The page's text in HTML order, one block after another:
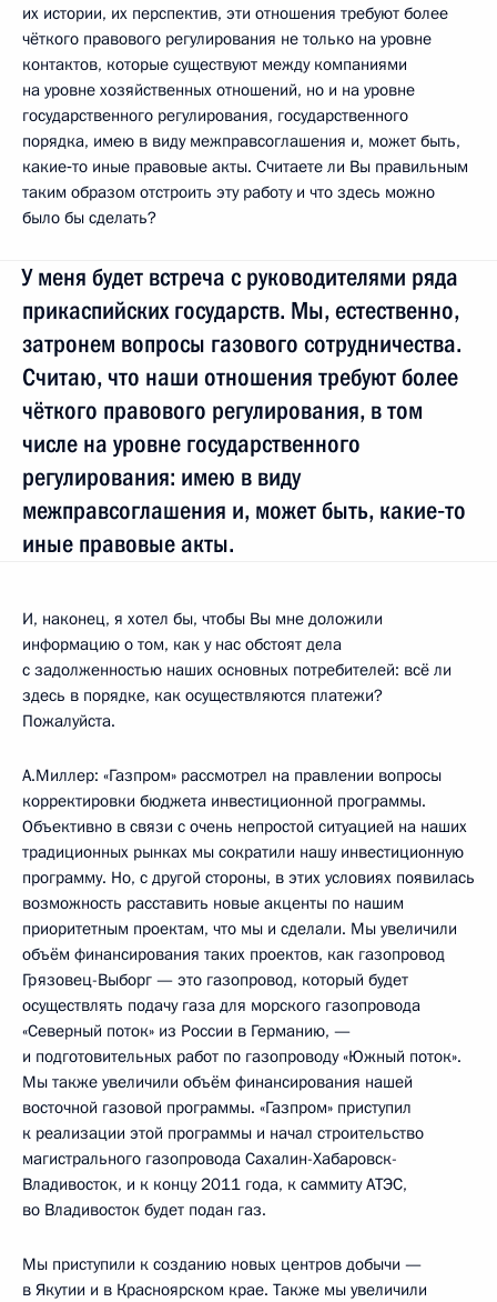
их истории, их перспектив, эти отношения требуют более
чёткого правового регулирования не только на уровне
контактов, которые существуют между компаниями
на уровне хозяйственных отношений, но и на уровне
государственного регулирования, государственного
порядка, имею в виду межправсоглашения и, может быть,
какие‑то иные правовые акты. Считаете ли Вы правильным
таким образом отстроить эту работу и что здесь можно
было бы сделать?
У меня будет встреча с руководителями ряда
прикаспийских государств. Мы, естественно,
затронем вопросы газового сотрудничества.
Считаю, что наши отношения требуют более
чёткого правового регулирования, в том
числе на уровне государственного
регулирования: имею в виду
межправсоглашения и, может быть, какие‑то
иные правовые акты.
И, наконец, я хотел бы, чтобы Вы мне доложили
информацию о том, как у нас обстоят дела
с задолженностью наших основных потребителей: всё ли
здесь в порядке, как осуществляются платежи?
Пожалуйста.
А.Миллер: «Газпром» рассмотрел на правлении вопросы
корректировки бюджета инвестиционной программы.
Объективно в связи с очень непростой ситуацией на наших
традиционных рынках мы сократили нашу инвестиционную
программу. Но, с другой стороны, в этих условиях появилась
возможность расставить новые акценты по нашим
приоритетным проектам, что мы и сделали. Мы увеличили
объём финансирования таких проектов, как газопровод
Грязовец-Выборг — это газопровод, который будет
осуществлять подачу газа для морского газопровода
«Северный поток» из России в Германию, —
и подготовительных работ по газопроводу «Южный поток».
Мы также увеличили объём финансирования нашей
восточной газовой программы. «Газпром» приступил
к реализации этой программы и начал строительство
магистрального газопровода Сахалин-Хабаровск-
Владивосток, и к концу 2011 года, к саммиту АТЭС,
во Владивосток будет подан газ.
Мы приступили к созданию новых центров добычи —
в Якутии и в Красноярском крае. Также мы увеличили